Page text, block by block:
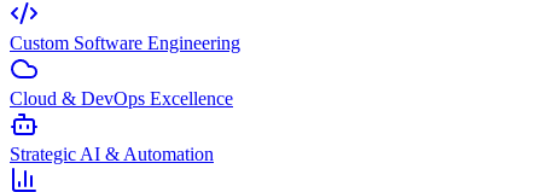
Custom Software Engineering
Cloud & DevOps Excellence
Strategic AI & Automation